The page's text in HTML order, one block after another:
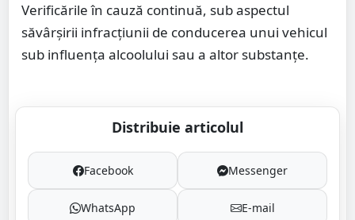
Verificările în cauză continuă, sub aspectul
săvârșirii infracțiunii de conducerea unui vehicul
sub influența alcoolului sau a altor substanțe.
Distribuie articolul
Facebook Messenger
WhatsApp E-mail